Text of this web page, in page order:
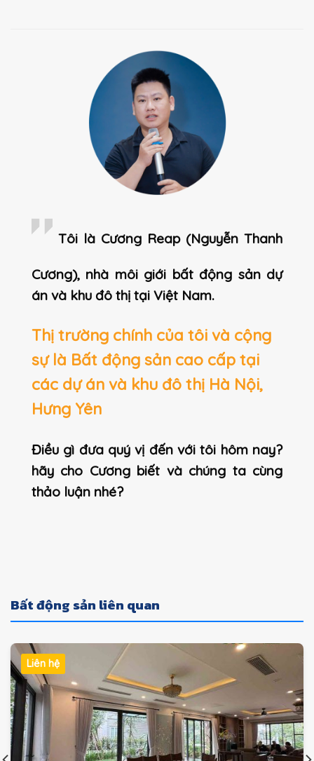
Tôi là Cương Reap (Nguyễn Thanh
Cương), nhà môi giới bất động sản dự
án và khu đô thị tại Việt Nam.
Thị trường chính của tôi và cộng
sự là Bất động sản cao cấp tại
các dự án và khu đô thị Hà Nội,
Hưng Yên
Điều gì đưa quý vị đến với tôi hôm nay?
hãy cho Cương biết và chúng ta cùng
thảo luận nhé?
Bất động sản liên quan
Liên hệ